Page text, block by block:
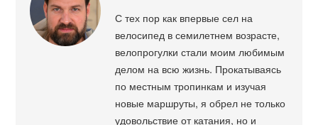
С тех пор как впервые сел на
велосипед в семилетнем возрасте,
велопрогулки стали моим любимым
делом на всю жизнь. Прокатываясь
по местным тропинкам и изучая
новые маршруты, я обрел не только
удовольствие от катания, но и